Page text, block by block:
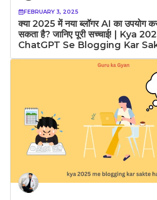
FEBRUARY 3, 2025
क्या 2025 में नया ब्लॉगर AI का उपयोग
सकता है? जानिए पूरी सच्चाई! | Kya
ChatGPT Se Blogging Kar